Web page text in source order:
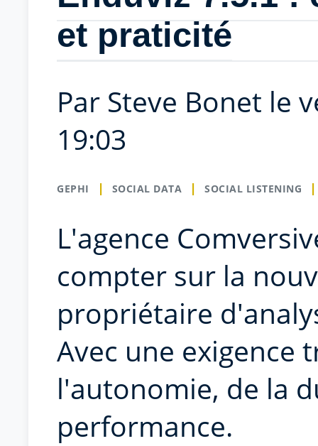
et praticité
Par Steve Bonet le
19:03
GEPHI SOCIAL DATA SOCIAL LISTENING
L'agence
compter sur la
propriétaire
Avec une exigence
l'autonomie, de la
performance.